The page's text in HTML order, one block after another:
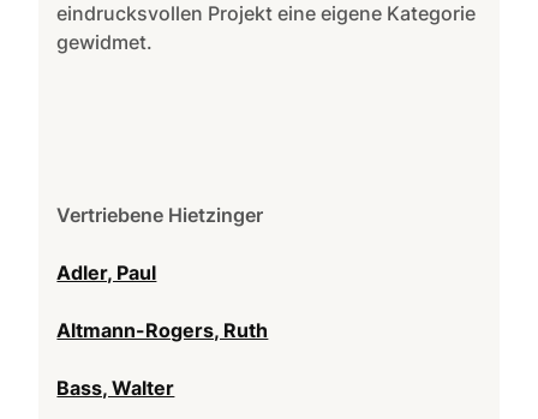
eindrucksvollen Projekt eine eigene Kategorie
gewidmet.
Vertriebene Hietzinger
Adler, Paul
Altmann-Rogers, Ruth
Bass, Walter